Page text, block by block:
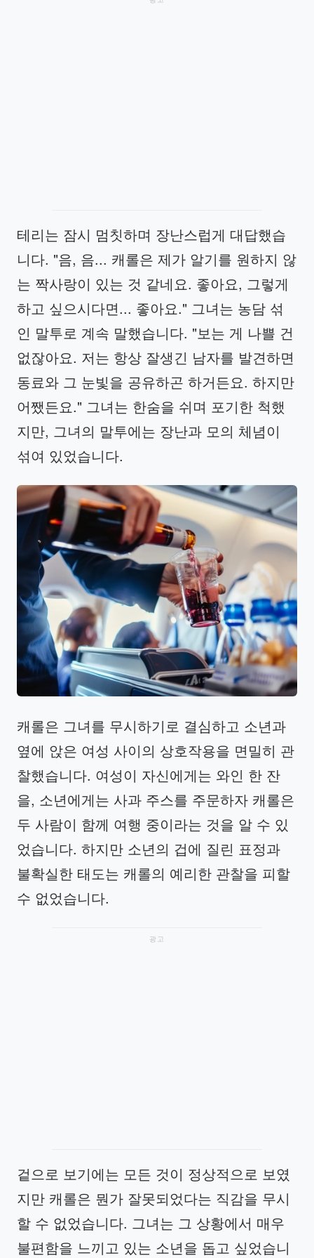
테리는 잠시 멈칫하며 장난스럽게 대답했습
니다. "음, 음... 캐롤은 제가 알기를 원하지 않
는 짝사랑이 있는 것 같네요. 좋아요, 그렇게
하고 싶으시다면... 좋아요." 그녀는 농담 섞
인 말투로 계속 말했습니다. "보는 게 나쁠 건
없잖아요. 저는 항상 잘생긴 남자를 발견하면
동료와 그 눈빛을 공유하곤 하거든요. 하지만
어쨌든요." 그녀는 한숨을 쉬며 포기한 척했
지만, 그녀의 말투에는 장난과 모의 체념이
섞여 있었습니다.
캐롤은 그녀를 무시하기로 결심하고 소년과
옆에 앉은 여성 사이의 상호작용을 면밀히 관
찰했습니다. 여성이 자신에게는 와인 한 잔
을, 소년에게는 사과 주스를 주문하자 캐롤은
두 사람이 함께 여행 중이라는 것을 알 수 있
었습니다. 하지만 소년의 겁에 질린 표정과
불확실한 태도는 캐롤의 예리한 관찰을 피할
수 없었습니다.
광고
겉으로 보기에는 모든 것이 정상적으로 보였
지만 캐롤은 뭔가 잘못되었다는 직감을 무시
할 수 없었습니다. 그녀는 그 상황에서 매우
불편함을 느끼고 있는 소년을 돕고 싶었습니